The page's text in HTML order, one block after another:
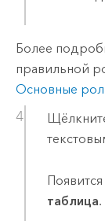
Более
правильной
Основные
таблица.